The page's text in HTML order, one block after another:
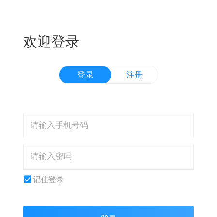
欢迎登录
登录 注册
记住登录